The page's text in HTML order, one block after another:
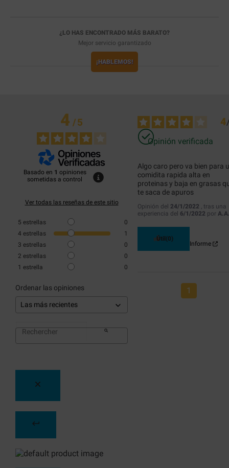
¿LO HAS ENCONTRADO MÁS BARATO?
Mejor servicio garantizado
¡HABLEMOS!
4/5
Basado en 1 opiniones
sometidas a control
Ver todas las reseñas de este sitio
5 estrellas
0
4 estrellas
1
3 estrellas
0
2 estrellas
0
1 estrella 0
Ordenar las opiniones
4
Opinión verificada
Algo caro pero va bien para
comidita rapida alta en
proteinas y baja en grasas
te saca de apuros
Opinión del 24/1/2022 , tras una
experiencia del 6/1/2022 por
Útil(0)
Informe
1